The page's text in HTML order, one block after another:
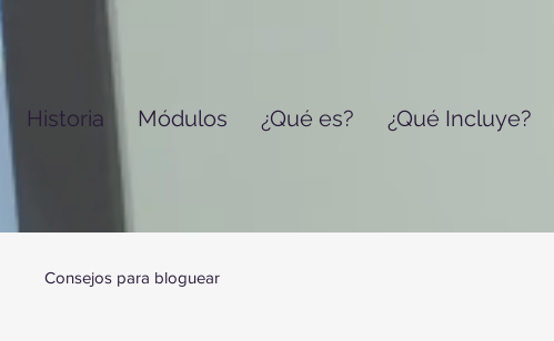
Historia Módulos ¿Qué es? ¿Qué Incluye?
Consejos para bloguear